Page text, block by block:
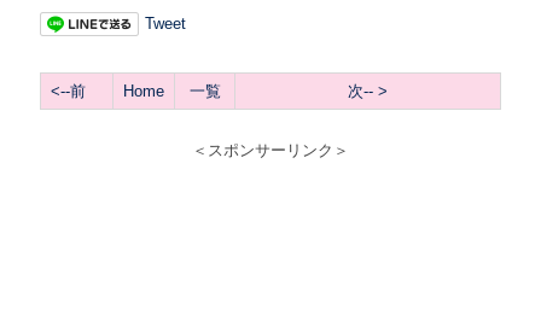
Tweet
<--前 Home 一覧 次-- >
＜スポンサーリンク＞